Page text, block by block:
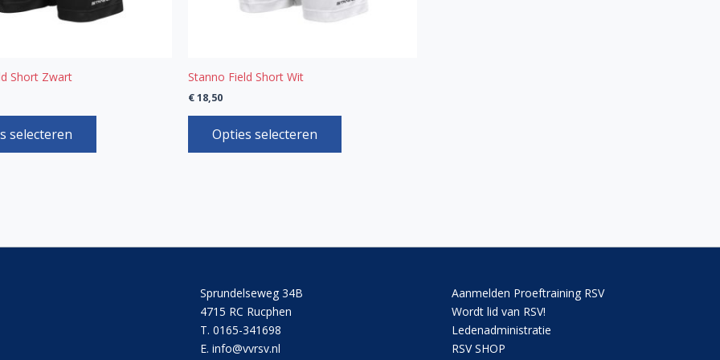
Short Zwart
selecteren
worden
op
Stanno Field Short Wit
€18,50
Opties selecteren
worden
op
Sprundelseweg 34B
4715 RC Rucphen
T. 0165-341698
E. info@vvrsv.nl
Aanmelden Proeftraining RSV
Wordt lid van RSV!
Ledenadministratie
RSV SHOP